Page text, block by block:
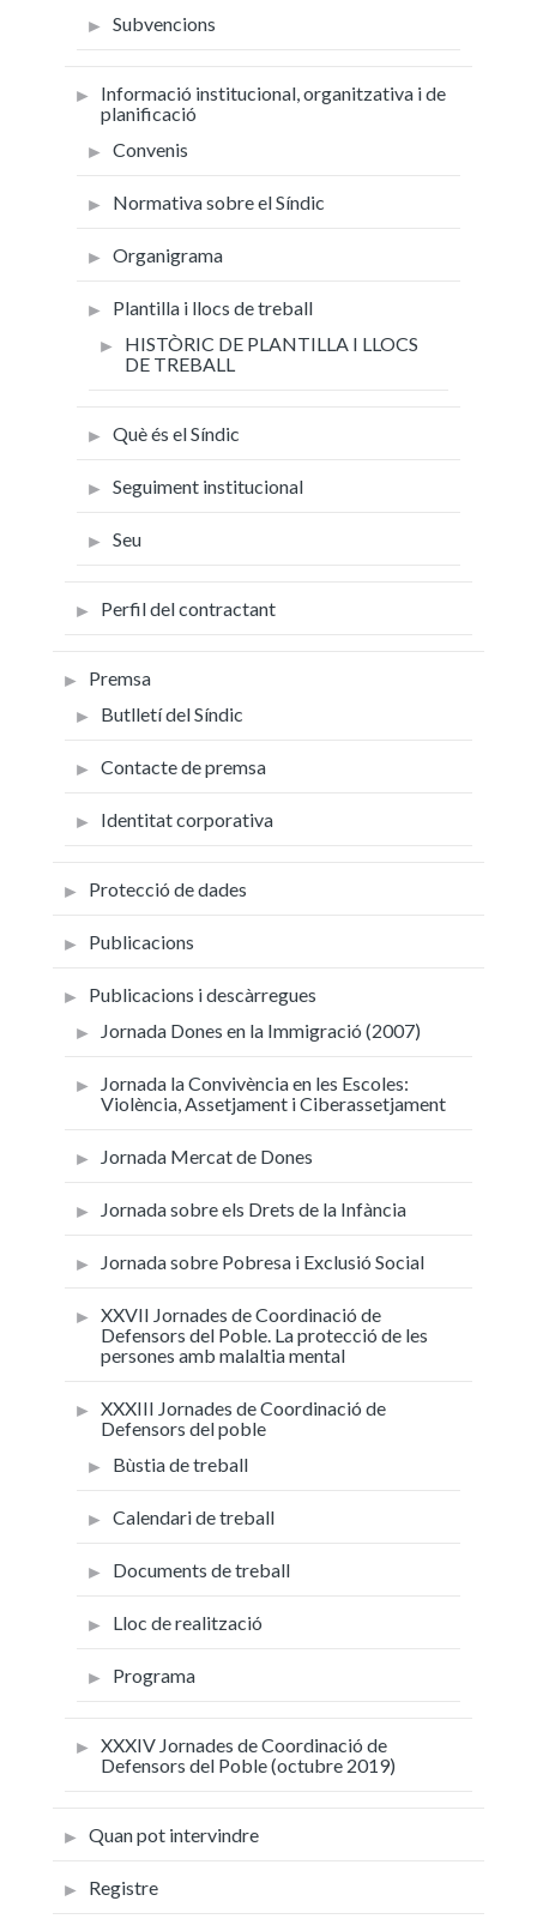
Subvencions
Informació institucional, organitzativa i de
planificació
Convenis
Normativa sobre el Síndic
Organigrama
Plantilla i llocs de treball
HISTÒRIC DE PLANTILLA I LLOCS
DE TREBALL
Què és el Síndic
Seguiment institucional
Seu
Perfil del contractant
Premsa
Butlletí del Síndic
Contacte de premsa
Identitat corporativa
Protecció de dades
Publicacions
Publicacions i descàrregues
Jornada Dones en la Immigració (2007)
Jornada la Convivència en les Escoles:
Violència, Assetjament i Ciberassetjament
Jornada Mercat de Dones
Jornada sobre els Drets de la Infància
Jornada sobre Pobresa i Exclusió Social
XXVII Jornades de Coordinació de
Defensors del Poble. La protecció de les
persones amb malaltia mental
XXXIII Jornades de Coordinació de
Defensors del poble
Bùstia de treball
Calendari de treball
Documents de treball
Lloc de realització
Programa
XXXIV Jornades de Coordinació de
Defensors del Poble (octubre 2019)
Quan pot intervindre
Registre